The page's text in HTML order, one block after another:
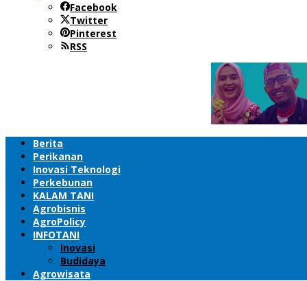
Facebook
Twitter
Pinterest
RSS
Berita
Perikanan
Inovasi Teknologi
Perkebunan
KALAM TANI
Agrobisnis
AgroPolicy
INFOTANI
Inovasi
Budidaya
Agrowisata